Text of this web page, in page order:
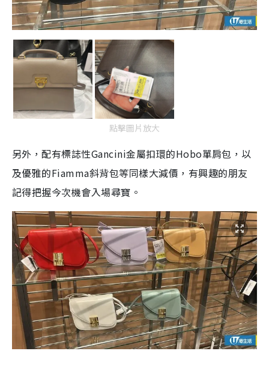
點擊圖片放大
另外，配有標誌性Gancini金屬扣環的Hobo單肩包，以
及優雅的Fiamma斜背包等同樣大減價，有興趣的朋友
記得把握今次機會入場尋寶。